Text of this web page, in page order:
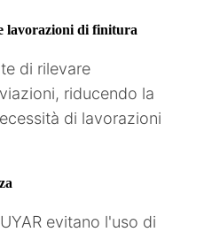
lavorazioni di finitura
di rilevare
riducendo la
di lavorazioni
evitano l'uso di